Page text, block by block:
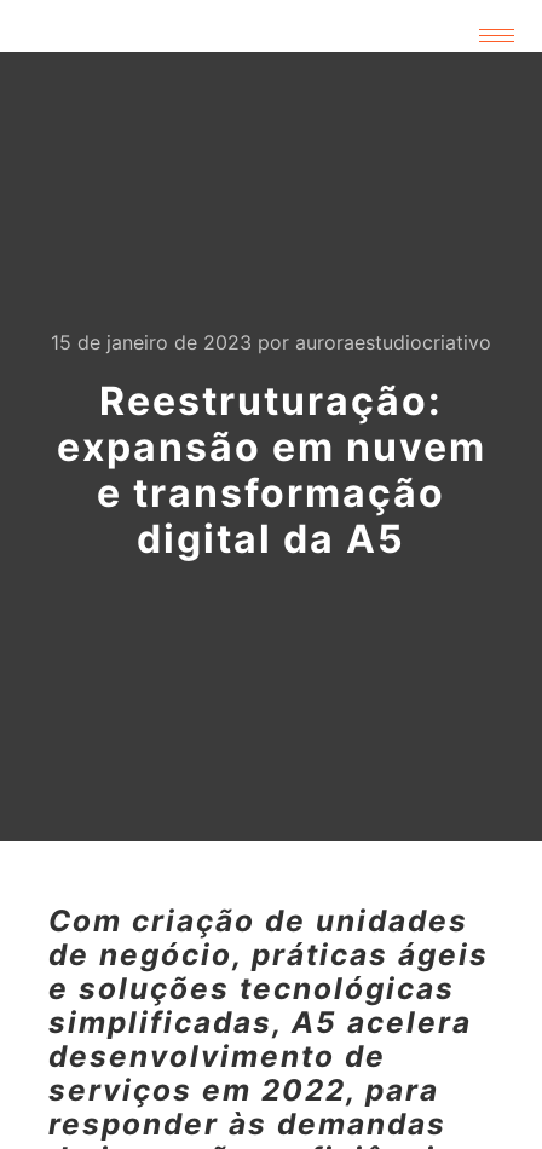
15 de janeiro de 2023 por auroraestudiocriativo
Reestruturação:
expansão em nuvem
e transformação
digital da A5
Com criação de unidades
de negócio, práticas ágeis
e soluções tecnológicas
simplificadas, A5 acelera
desenvolvimento de
serviços em 2022, para
responder às demandas